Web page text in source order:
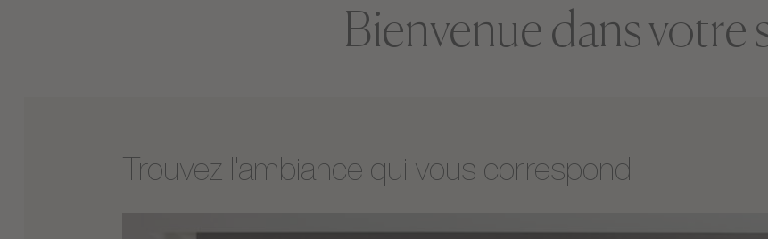
Bienvenue dans votre
Trouvez l'ambiance qui vous correspond